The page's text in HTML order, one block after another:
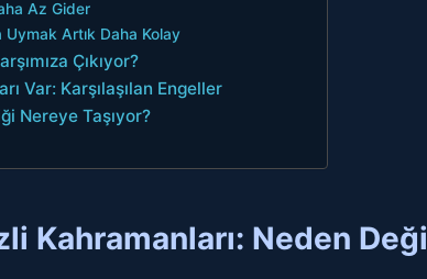
Az Gider
Artık Daha Kolay
Çıkıyor?
Var: Karşılaşılan Engeller
Nereye Taşıyor?
Kahramanları: Neden